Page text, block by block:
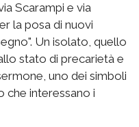
Scarampi e via
la posa di nuovi
Un isolato, quello
stato di precarietà e
uno dei simboli
che interessano i